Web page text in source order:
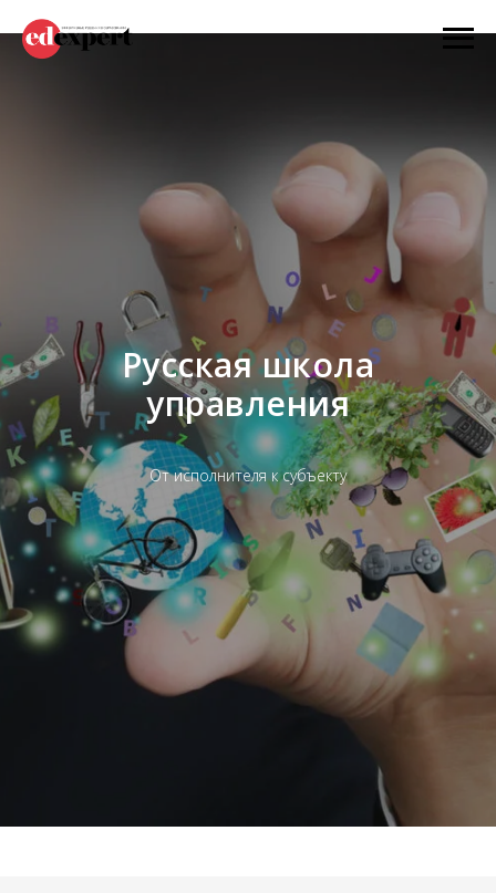
Русская школа
управления
От исполнителя к субъекту